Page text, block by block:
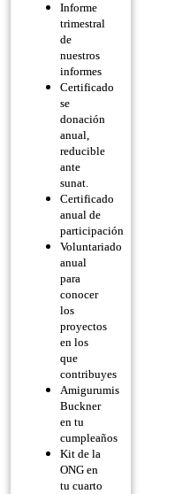
Informe
trimestral
de
nuestros
informes
Certificado
se
donación
anual,
reducible
ante
sunat.
Certificado
anual de
participación
Voluntariado
anual
para
conocer
los
proyectos
en los
que
contribuyes
Amigurumis
Buckner
en tu
cumpleaños
Kit de la
ONG en
tu cuarto